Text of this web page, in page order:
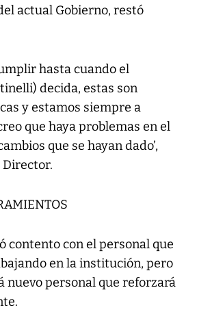
actual Gobierno, restó
hasta cuando el
decida, estas son
y estamos siempre a
que haya problemas en el
que se hayan dado’,
contento con el personal que
en la institución, pero
nuevo personal que reforzará